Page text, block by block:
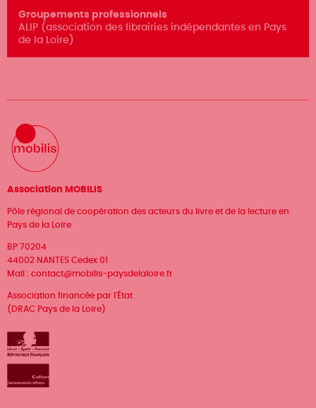
Groupements professionnels
ALIP (association des librairies indépendantes en Pays
de la Loire)
Association MOBILIS
Pôle régional de coopération des acteurs du livre et de la lecture en
Pays de la Loire
BP 70204
44002 NANTES Cedex 01
Mail : contact@mobilis-paysdelaloire.fr
Association financée par l'État
(DRAC Pays de la Loire)